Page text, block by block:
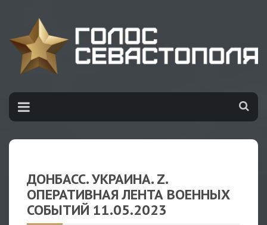
ДОНБАСС. УКРАИНА. Z.
ОПЕРАТИВНАЯ ЛЕНТА ВОЕННЫХ
СОБЫТИЙ 11.05.2023